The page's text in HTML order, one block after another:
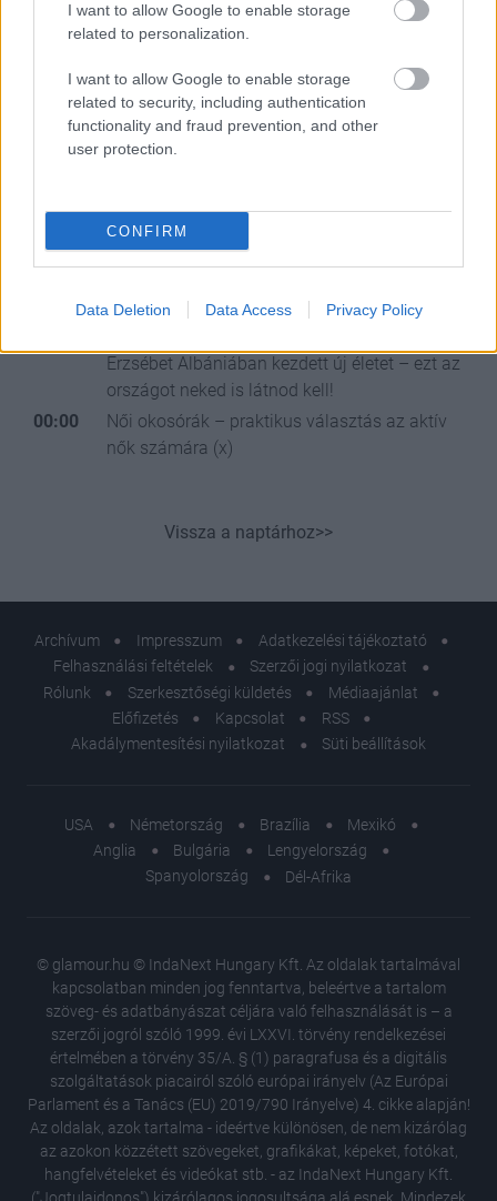
I want to allow Google to enable storage
related to personalization.
I want to allow Google to enable storage
related to security, including authentication
functionality and fraud prevention, and other
user protection.
CONFIRM
Data Deletion Data Access Privacy Policy
7.
06:31
A mellrák 7 korai tünete alig észrevehető, de
jól jegyezd meg őket: életet menthet, ha
időben észreveszed
06:01
Ott talált rá a
Erzsébet Albániában kezdett új életet – ezt az
országot neked is látnod kell!
00:00
Női okosórák – praktikus választás az aktív
nők számára (x)
Vissza a naptárhoz>>
Archívum Impresszum
Adatkezelési tájékoztató
Felhasználási feltételek
Szerzői jogi nyilatkozat
Rólunk
Szerkesztőségi küldetés
Médiaajánlat
Előfizetés
Kapcsolat
RSS
Akadálymentesítési nyilatkozat
Süti beállítások
USA Németország Brazília
Mexikó
Anglia
Bulgária
Lengyelország
Spanyolország
Dél-Afrika
© glamour.hu © IndaNext Hungary Kft. Az oldalak tartalmával
kapcsolatban minden jog fenntartva, beleértve a tartalom
szöveg- és adatbányászat céljára való felhasználását is – a
szerzői jogról szóló 1999. évi LXXVI. törvény rendelkezései
értelmében a törvény 35/A. § (1) paragrafusa és a digitális
szolgáltatások piacairól szóló európai irányelv (Az Európai
Parlament és a Tanács (EU) 2019/790 Irányelve) 4. cikke alapján!
Az oldalak, azok tartalma - ideértve különösen, de nem kizárólag
az azokon közzétett szövegeket, grafikákat, képeket, fotókat,
hangfelvételeket és videókat stb. - az IndaNext Hungary Kft.
("Jogtulajdonos") kizárólagos jogosultsága alá esnek. Mindezek